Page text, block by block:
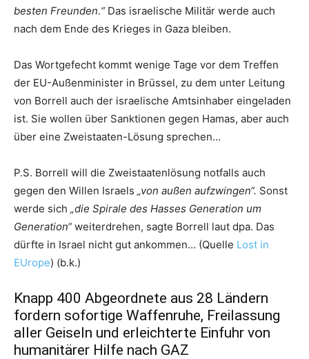
besten Freunden.“ Das israelische Militär werde auch
nach dem Ende des Krieges in Gaza bleiben.
Das Wortgefecht kommt wenige Tage vor dem Treffen
der EU-Außenminister in Brüssel, zu dem unter Leitung
von Borrell auch der israelische Amtsinhaber eingeladen
ist. Sie wollen über Sanktionen gegen Hamas, aber auch
über eine Zweistaaten-Lösung sprechen…
P.S. Borrell will die Zweistaatenlösung notfalls auch
gegen den Willen Israels „von außen aufzwingen“. Sonst
werde sich „die Spirale des Hasses Generation um
Generation“weiterdrehen, sagte Borrell laut dpa. Das
dürfte in Israel nicht gut ankommen… (Quelle Lost in
EUrope) (b.k.)
Knapp 400 Abgeordnete aus 28 Ländern
fordern sofortige Waffenruhe, Freilassung
aller Geiseln und erleichterte Einfuhr von
humanitärer Hilfe nach GAZ